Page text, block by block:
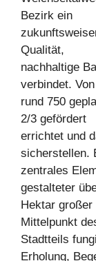
Bezirk ein
Qualität,
nachhaltige
verbindet.
rund 750
2/3 gefördert
errichtet und
sicherstellen.
zentrales
gestalteter
Hektar
Mittelpunkt
Stadtteils
Erholung,